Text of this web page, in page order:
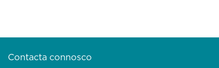
Contacta connosco